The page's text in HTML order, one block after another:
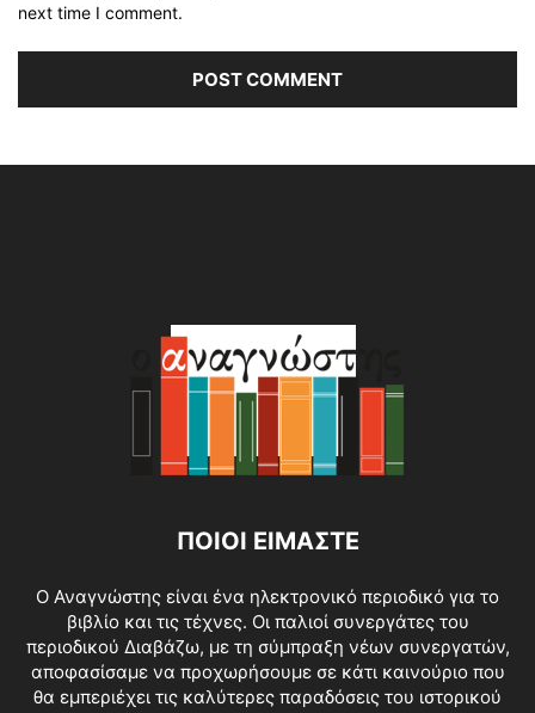
next time I comment.
ΠΟΙΟΙ ΕΙΜΑΣΤΕ
O Αναγνώστης είναι ένα ηλεκτρονικό περιοδικό για το
βιβλίο και τις τέχνες. Οι παλιοί συνεργάτες του
περιοδικού Διαβάζω, με τη σύμπραξη νέων συνεργατών,
αποφασίσαμε να προχωρήσουμε σε κάτι καινούριο που
θα εμπεριέχει τις καλύτερες παραδόσεις του ιστορικού